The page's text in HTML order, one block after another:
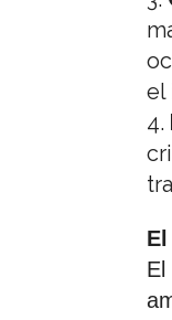
el
El